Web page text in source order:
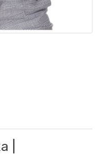
|